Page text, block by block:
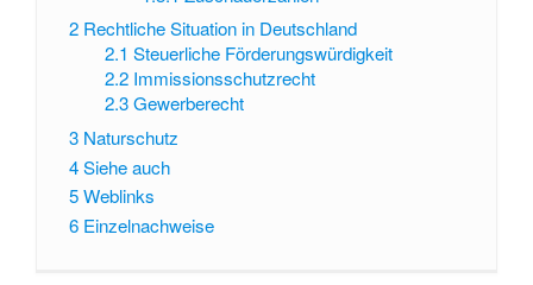
2 Rechtliche Situation in Deutschland
2.1 Steuerliche Förderungswürdigkeit
2.2 Immissionsschutzrecht
2.3 Gewerberecht
3 Naturschutz
4Siehe auch
5Weblinks
6 Einzelnachweise